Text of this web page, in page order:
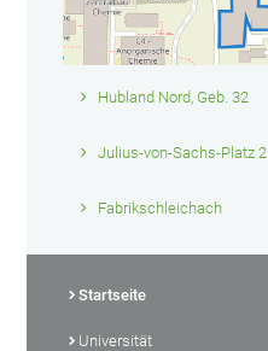
Hubland Nord, Geb. 32
Julius-von-Sachs-Platz 2
Fabrikschleichach
Startseite
Universität